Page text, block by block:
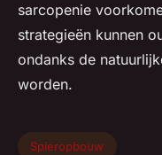
sarcopenie
strategieën kunnen
ondanks de
worden.
Spieropbouw